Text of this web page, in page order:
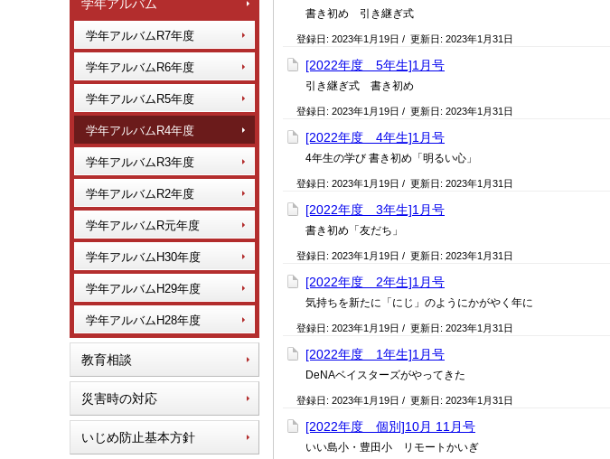
学年アルバム
学年アルバムR7年度
学年アルバムR6年度
学年アルバムR5年度
学年アルバムR4年度
学年アルバムR3年度
学年アルバムR2年度
学年アルバムR元年度
学年アルバムH30年度
学年アルバムH29年度
学年アルバムH28年度
教育相談
災害時の対応
いじめ防止基本方針
書き初め 引き継ぎ式
登録日: 2023年1月19日 / 更新日: 2023年1月31日
[2022年度 5年生]1月号
引き継ぎ式 書き初め
登録日: 2023年1月19日 / 更新日: 2023年1月31日
[2022年度 4年生]1月号
4年生の学び 書き初め「明るい心」
登録日: 2023年1月19日 / 更新日: 2023年1月31日
[2022年度 3年生]1月号
書き初め「友だち」
登録日: 2023年1月19日 / 更新日: 2023年1月31日
[2022年度 2年生]1月号
気持ちを新たに「にじ」のようにかがやく年に
登録日: 2023年1月19日 / 更新日: 2023年1月31日
[2022年度 1年生]1月号
DeNAベイスターズがやってきた
登録日: 2023年1月19日 / 更新日: 2023年1月31日
[2022年度 個別]10月 11月号
いい島小・豊田小 リモートかいぎ